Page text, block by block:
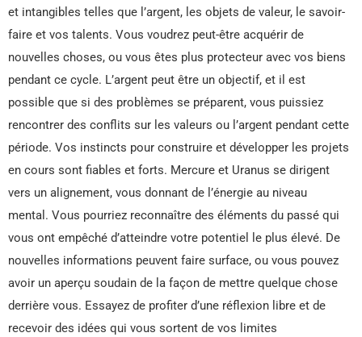
et intangibles telles que l’argent, les objets de valeur, le savoir-
faire et vos talents. Vous voudrez peut-être acquérir de
nouvelles choses, ou vous êtes plus protecteur avec vos biens
pendant ce cycle. L’argent peut être un objectif, et il est
possible que si des problèmes se préparent, vous puissiez
rencontrer des conflits sur les valeurs ou l’argent pendant cette
période. Vos instincts pour construire et développer les projets
en cours sont fiables et forts. Mercure et Uranus se dirigent
vers un alignement, vous donnant de l’énergie au niveau
mental. Vous pourriez reconnaître des éléments du passé qui
vous ont empêché d’atteindre votre potentiel le plus élevé. De
nouvelles informations peuvent faire surface, ou vous pouvez
avoir un aperçu soudain de la façon de mettre quelque chose
derrière vous. Essayez de profiter d’une réflexion libre et de
recevoir des idées qui vous sortent de vos limites